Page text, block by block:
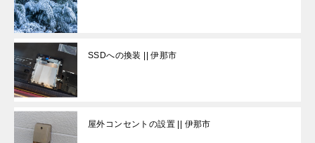
SSDへの換装 || 伊那市
屋外コンセントの設置 || 伊那市